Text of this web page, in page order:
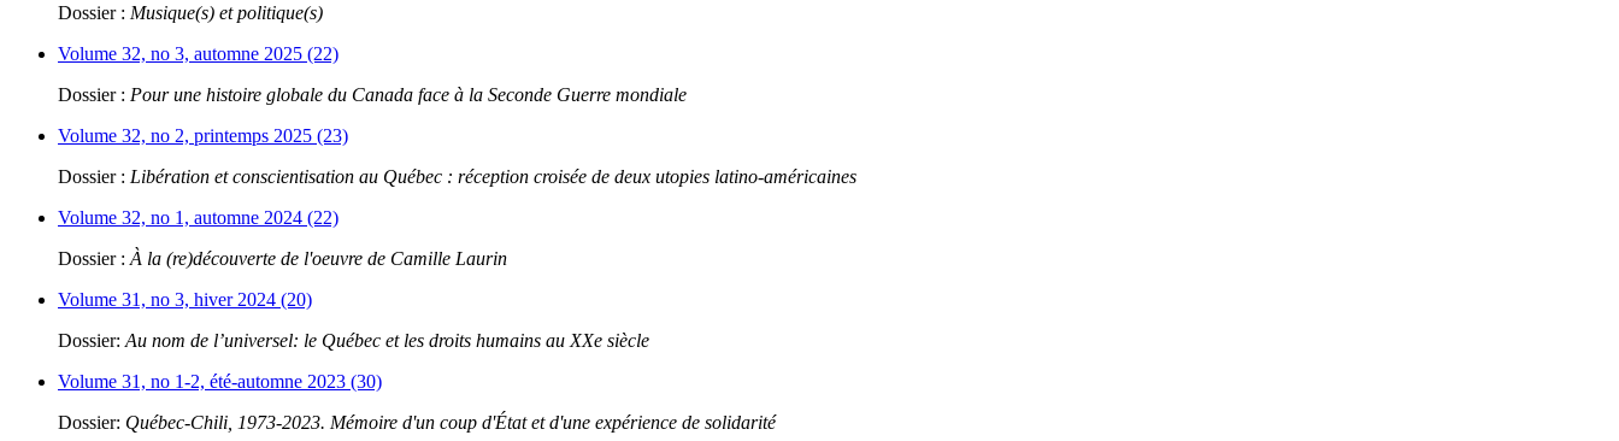
Dossier : Musique(s) et politique(s)
Volume 32, no 3, automne 2025 (22)
Dossier : Pour une histoire globale du Canada face à la Seconde Guerre mondiale
Volume 32, no 2, printemps 2025 (23)
Dossier : Libération et conscientisation au Québec : réception croisée de deux utopies latino-américaines
Volume 32, no 1, automne 2024 (22)
Dossier : À la (re)découverte de l'oeuvre de Camille Laurin
Volume 31, no 3, hiver 2024 (20)
Dossier: Au nom de l’universel: le Québec et les droits humains au XXe siècle
Volume 31, no 1-2, été-automne 2023 (30)
Dossier: Québec-Chili, 1973-2023. Mémoire d'un coup d'État et d'une expérience de solidarité